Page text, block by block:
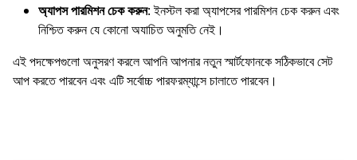
অ্যাপস পারমিশন চেক করুন: ইনস্টল করা অ্যাপসের পারমিশন চেক করুন এবং
নিশ্চিত করুন যে কোনো অযাচিত অনুমতি নেই।
এই পদক্ষেপগুলো অনুসরণ করলে আপনি আপনার নতুন স্মার্টফোনকে সঠিকভাবে সেট
আপ করতে পারবেন এবং এটি সর্বোচ্চ পারফরম্যান্সে চালাতে পারবেন।